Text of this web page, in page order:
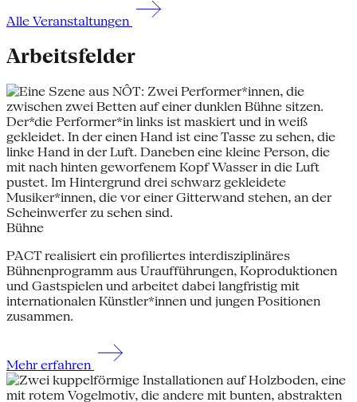
Alle Veranstaltungen
Arbeitsfelder
Bühne
PACT realisiert ein profiliertes interdisziplinäres
Bühnenprogramm aus Uraufführungen, Koproduktionen
und Gastspielen und arbeitet dabei langfristig mit
internationalen Künstler*innen und jungen Positionen
zusammen.
Mehr erfahren